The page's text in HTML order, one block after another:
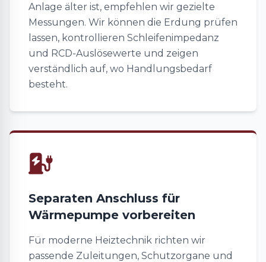
Anlage älter ist, empfehlen wir gezielte
Messungen. Wir können die Erdung prüfen
lassen, kontrollieren Schleifenimpedanz
und RCD-Auslösewerte und zeigen
verständlich auf, wo Handlungsbedarf
besteht.
Separaten Anschluss für
Wärmepumpe vorbereiten
Für moderne Heiztechnik richten wir
passende Zuleitungen, Schutzorgane und